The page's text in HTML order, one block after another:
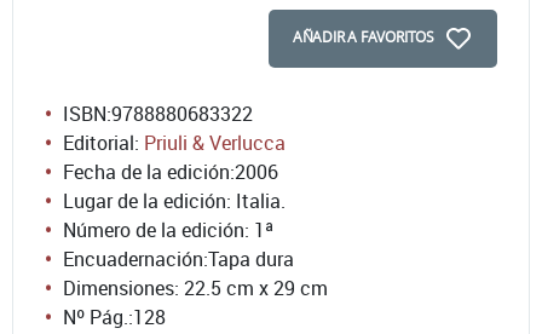
AÑADIR A FAVORITOS
ISBN:9788880683322
Editorial: Priuli & Verlucca
Fecha de la edición:2006
Lugar de la edición: Italia.
Número de la edición: 1ª
Encuadernación:Tapa dura
Dimensiones: 22.5 cm x 29 cm
Nº Pág.:128